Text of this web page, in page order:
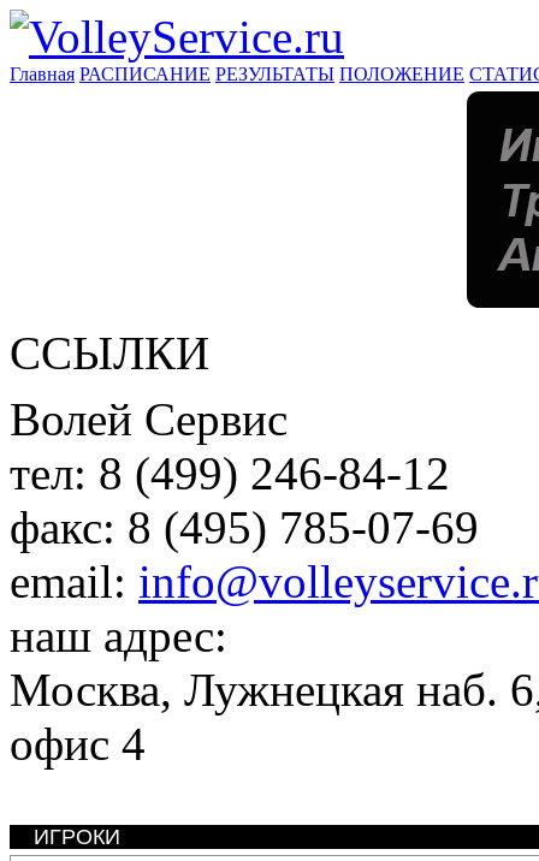
Главная РАСПИСАНИЕ РЕЗУЛЬТАТЫ ПОЛОЖЕНИЕ
ССЫЛКИ
Волей Сервис
тел: 8 (499) 246-84-12
факс: 8 (495) 785-07-69
email:
наш адрес:
Москва, Лужнецкая наб.
офис 4
ИГРОКИ